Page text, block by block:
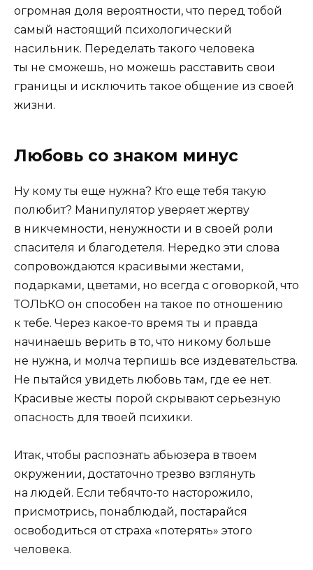
огромная доля вероятности, что перед тобой
самый настоящий психологический
насильник. Переделать такого человека
ты не сможешь, но можешь расставить свои
границы и исключить такое общение из своей
жизни.
Любовь со знаком минус
Ну кому ты еще нужна? Кто еще тебя такую
полюбит? Манипулятор уверяет жертву
в никчемности, ненужности и в своей роли
спасителя и благодетеля. Нередко эти слова
сопровождаются красивыми жестами,
подарками, цветами, но всегда с оговоркой, что
ТОЛЬКО он способен на такое по отношению
к тебе. Через какое-то время ты и правда
начинаешь верить в то, что никому больше
не нужна, и молча терпишь все издевательства.
Не пытайся увидеть любовь там, где ее нет.
Красивые жесты порой скрывают серьезную
опасность для твоей психики.
Итак, чтобы распознать абьюзера в твоем
окружении, достаточно трезво взглянуть
на людей. Если тебячто-то насторожило,
присмотрись, понаблюдай, постарайся
освободиться от страха «потерять» этого
человека.